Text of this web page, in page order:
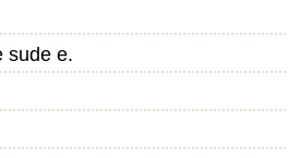
sude e.